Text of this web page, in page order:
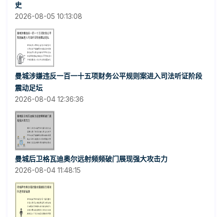
史
2026-08-05 10:13:08
曼城涉嫌违反一百一十五项财务公平规则案进入司法听证阶段
震动足坛
2026-08-04 12:36:36
曼城后卫格瓦迪奥尔远射频频破门展现强大攻击力
2026-08-04 11:48:15